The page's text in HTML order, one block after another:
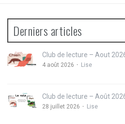
Derniers articles
Club de lecture – Aout
4 août 2026 Lise
Club de lecture – Août
28 juillet 2026 Lise